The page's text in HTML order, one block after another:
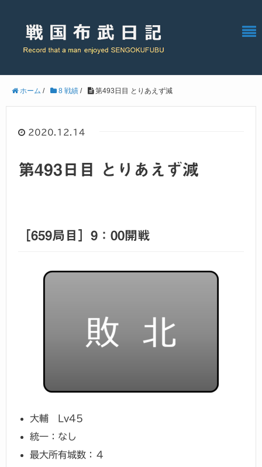
ホーム / 8 戦績 / 第493日目 とりあえず減
2020.12.14
第493日目 とりあえず減
［659局目］9：00開戦
大輔 Lv45
統一：なし
最大所有城数：４